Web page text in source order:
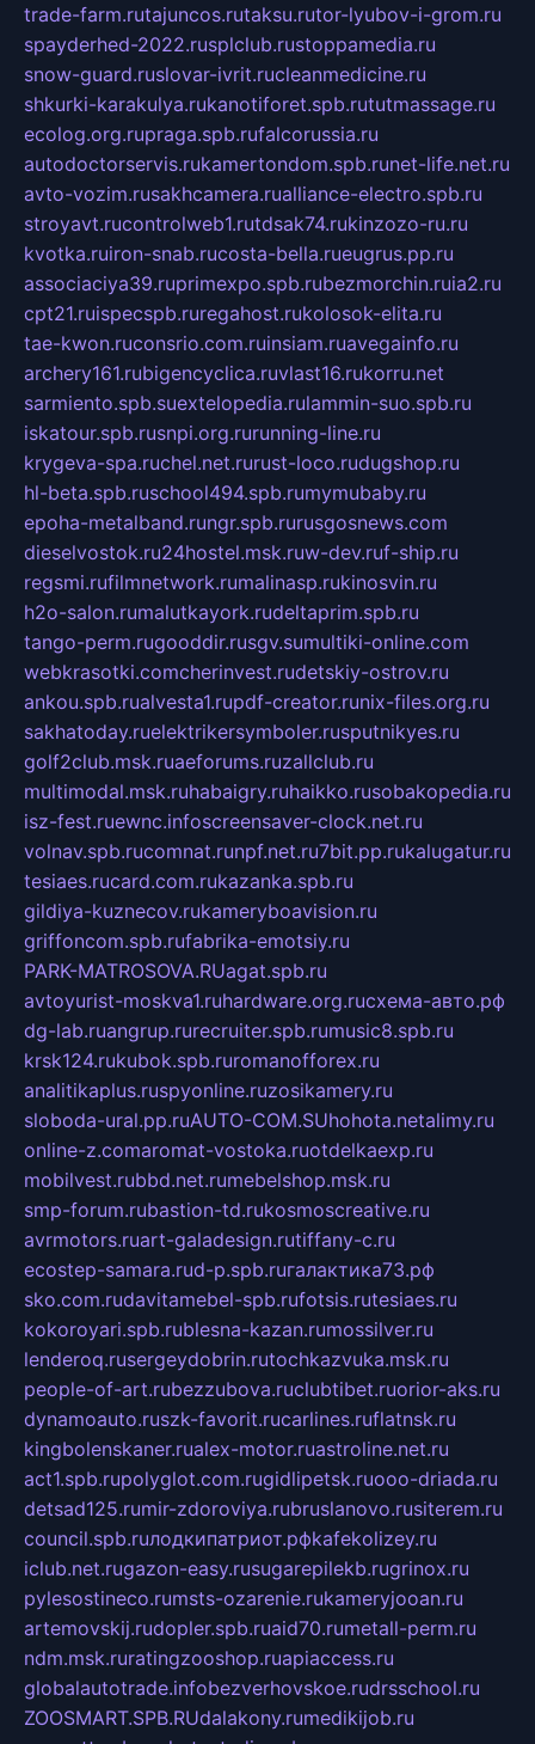
trade-farm.rutajuncos.rutaksu.rutor-lyubov-i-grom.ru
spayderhed-2022.rusplclub.rustoppamedia.ru
snow-guard.ruslovar-ivrit.rucleanmedicine.ru
shkurki-karakulya.rukanotiforet.spb.rututmassage.ru
ecolog.org.rupraga.spb.rufalcorussia.ru
autodoctorservis.rukamertondom.spb.runet-life.net.ru
avto-vozim.rusakhcamera.rualliance-electro.spb.ru
stroyavt.rucontrolweb1.rutdsak74.rukinzozo-ru.ru
kvotka.ruiron-snab.rucosta-bella.rueugrus.pp.ru
associaciya39.ruprimexpo.spb.rubezmorchin.ruia2.ru
cpt21.ruispecspb.ruregahost.rukolosok-elita.ru
tae-kwon.ruconsrio.com.ruinsiam.ruavegainfo.ru
archery161.rubigencyclica.ruvlast16.rukorru.net
sarmiento.spb.suextelopedia.rulammin-suo.spb.ru
iskatour.spb.rusnpi.org.rurunning-line.ru
krygeva-spa.ruchel.net.rurust-loco.rudugshop.ru
hl-beta.spb.ruschool494.spb.rumymubaby.ru
epoha-metalband.rungr.spb.rurusgosnews.com
dieselvostok.ru24hostel.msk.ruw-dev.ruf-ship.ru
regsmi.rufilmnetwork.rumalinasp.rukinosvin.ru
h2o-salon.rumalutkayork.rudeltaprim.spb.ru
tango-perm.rugooddir.rusgv.sumultiki-online.com
webkrasotki.comcherinvest.rudetskiy-ostrov.ru
ankou.spb.rualvesta1.rupdf-creator.runix-files.org.ru
sakhatoday.ruelektrikersymboler.rusputnikyes.ru
golf2club.msk.ruaeforums.ruzallclub.ru
multimodal.msk.ruhabaigry.ruhaikko.rusobakopedia.ru
isz-fest.ruewnc.infoscreensaver-clock.net.ru
volnav.spb.rucomnat.runpf.net.ru7bit.pp.rukalugatur.ru
tesiaes.rucard.com.rukazanka.spb.ru
gildiya-kuznecov.rukameryboavision.ru
griffoncom.spb.rufabrika-emotsiy.ru
PARK-MATROSOVA.RUagat.spb.ru
avtoyurist-moskva1.ruhardware.org.ruсхема-авто.рф
dg-lab.ruangrup.rurecruiter.spb.rumusic8.spb.ru
krsk124.rukubok.spb.ruromanofforex.ru
analitikaplus.ruspyonline.ruzosikamery.ru
sloboda-ural.pp.ruAUTO-COM.SUhohota.netalimy.ru
online-z.comaromat-vostoka.ruotdelkaexp.ru
mobilvest.rubbd.net.rumebelshop.msk.ru
smp-forum.rubastion-td.rukosmoscreative.ru
avrmotors.ruart-galadesign.rutiffany-c.ru
ecostep-samara.rud-p.spb.ruгалактика73.рф
sko.com.rudavitamebel-spb.rufotsis.rutesiaes.ru
kokoroyari.spb.rublesna-kazan.rumossilver.ru
lenderoq.rusergeydobrin.rutochkazvuka.msk.ru
people-of-art.rubezzubova.ruclubtibet.ruorior-aks.ru
dynamoauto.ruszk-favorit.rucarlines.ruflatnsk.ru
kingbolenskaner.rualex-motor.ruastroline.net.ru
act1.spb.rupolyglot.com.rugidlipetsk.ruooo-driada.ru
detsad125.rumir-zdoroviya.rubruslanovo.rusiterem.ru
council.spb.ruлодкипатриот.рфkafekolizey.ru
iclub.net.rugazon-easy.rusugarepilekb.rugrinox.ru
pylesostineco.rumsts-ozarenie.rukameryjooan.ru
artemovskij.rudopler.spb.ruaid70.rumetall-perm.ru
ndm.msk.ruratingzooshop.ruapiaccess.ru
globalautotrade.infobezverhovskoe.rudrsschool.ru
ZOOSMART.SPB.RUdalakony.rumedikijob.ru